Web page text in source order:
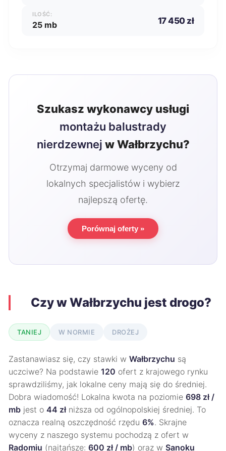
ILOŚĆ:
25 mb 17 450 zł
Szukasz wykonawcy usługi
montażu balustrady
nierdzewnej w Wałbrzychu?
Otrzymaj darmowe wyceny od
lokalnych specjalistów i wybierz
najlepszą ofertę.
Porównaj oferty »
Czy w Wałbrzychu jest drogo?
TANIEJ W NORMIE DROŻEJ
Zastanawiasz się, czy stawki w Wałbrzychu są
uczciwe? Na podstawie 120 ofert z krajowego rynku
sprawdziliśmy, jak lokalne ceny mają się do średniej.
Dobra wiadomość! Lokalna kwota na poziomie 698 zł /
mb jest o 44 złniższa od ogólnopolskiej średniej. To
oznacza realną oszczędność rzędu 6%. Skrajne
wyceny z naszego systemu pochodzą z ofert w
Radomiu (najtańsze: 600 zł / mb) oraz w Sanoku